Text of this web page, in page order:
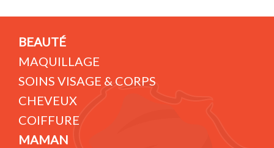
BEAUTÉ
MAQUILLAGE
SOINS VISAGE & CORPS
CHEVEUX
COIFFURE
MAMAN